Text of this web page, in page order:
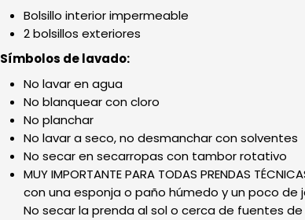
Bolsillo interior impermeable
2 bolsillos exteriores
Símbolos de lavado:
No lavar en agua
No blanquear con cloro
No planchar
No lavar a seco, no desmanchar con solventes
No secar en secarropas con tambor rotativo
MUY IMPORTANTE PARA TODAS PRENDAS
con una esponja o paño húmedo y un poco de
No secar la prenda al sol o cerca de fuentes